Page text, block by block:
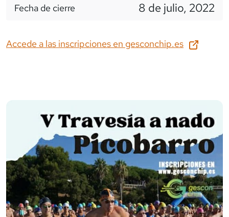
Fecha de cierre 8 de julio, 2022
Accede a las inscripciones en gesconchip.es